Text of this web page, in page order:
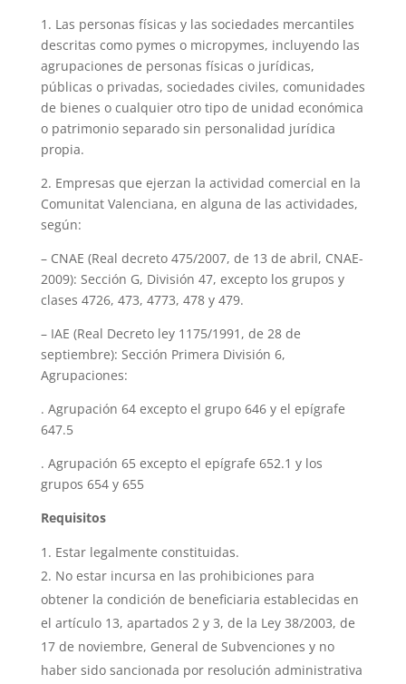
1. Las personas físicas y las sociedades mercantiles
descritas como pymes o micropymes, incluyendo las
agrupaciones de personas físicas o jurídicas,
públicas o privadas, sociedades civiles, comunidades
de bienes o cualquier otro tipo de unidad económica
o patrimonio separado sin personalidad jurídica
propia.
2. Empresas que ejerzan la actividad comercial en la
Comunitat Valenciana, en alguna de las actividades,
según:
– CNAE (Real decreto 475/2007, de 13 de abril, CNAE-
2009): Sección G, División 47, excepto los grupos y
clases 4726, 473, 4773, 478 y 479.
– IAE (Real Decreto ley 1175/1991, de 28 de
septiembre): Sección Primera División 6,
Agrupaciones:
. Agrupación 64 excepto el grupo 646 y el epígrafe
647.5
. Agrupación 65 excepto el epígrafe 652.1 y los
grupos 654 y 655
Requisitos
Estar legalmente constituidas.
No estar incursa en las prohibiciones para
obtener la condición de beneficiaria establecidas en
el artículo 13, apartados 2 y 3, de la Ley 38/2003, de
17 de noviembre, General de Subvenciones y no
haber sido sancionada por resolución administrativa